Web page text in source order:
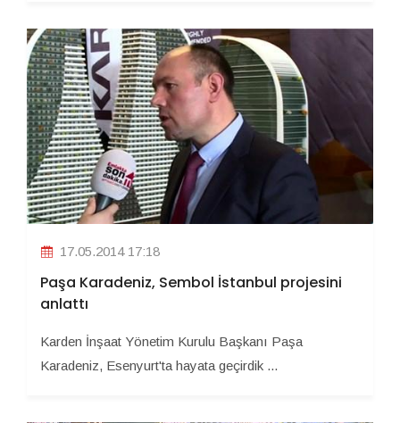
17.05.2014 17:18
Paşa Karadeniz, Sembol İstanbul projesini
anlattı
Karden İnşaat Yönetim Kurulu Başkanı Paşa
Karadeniz, Esenyurt'ta hayata geçirdik ...